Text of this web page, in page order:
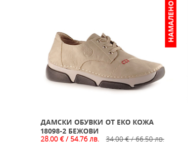
НАМАЛЕНО
ДАМСКИ ОБУВКИ ОТ ЕКО КОЖА
18098-2 БЕЖОВИ
28.00 € / 54.76 лв.
34.00 € / 66.50 лв.